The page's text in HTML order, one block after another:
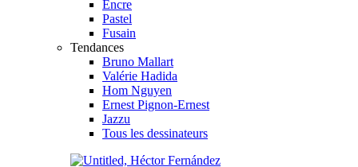
Encre
Pastel
Fusain
Tendances
Bruno Mallart
Valérie Hadida
Hom Nguyen
Ernest Pignon-Ernest
Jazzu
Tous les dessinateurs